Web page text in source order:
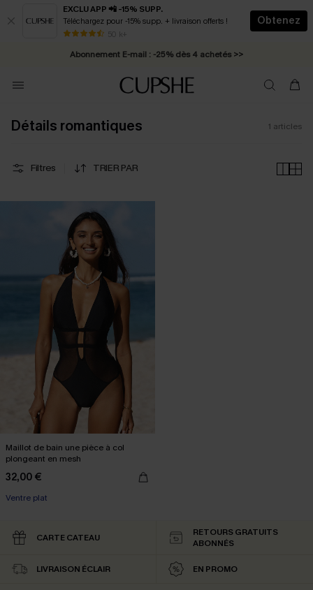
EXCLU APP 📲 -15% SUPP.
Téléchargez pour -15% supp. + livraison offerts !
50 k+
Obtenez
* Livraison éclair 2-3 jours ouvrés >>
Abonnement E-mail : -25% dès 4 achetés >>
Détails romantiques 1 articles
Filtres TRIER PAR
Maillot de bain une pièce à col
plongeant en mesh
32,00 €
Ventre plat
CARTE CATEAU
RETOURS GRATUITS
ABONNÉS
LIVRAISON ÉCLAIR EN PROMO